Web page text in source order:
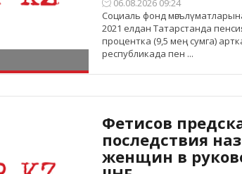
06.08.2026 09:24
Социаль фонд
2021 елдан Татарстанда
процентка (9,5 мең сумга)
республикада пен ...
Фетисов
последствия
женщин в